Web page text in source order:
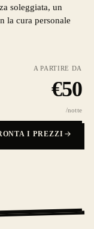
soleggiata, un
la cura personale
A PARTIRE DA
€50
/notte
I PREZZI